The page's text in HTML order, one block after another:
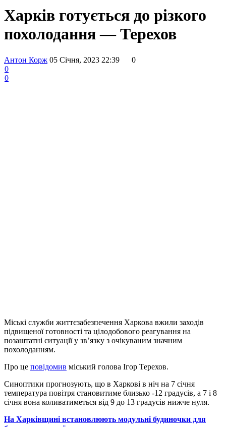
Харків готується до різкого
похолодання — Терехов
Антон Корж 05 Січня, 2023 22:39
0
0
0
Міські служби життєзабезпечення Харкова вжили заходів
підвищеної готовності та цілодобового реагування на
позаштатні ситуації у зв’язку з очікуваним значним
похолоданням.
Про це повідомив міський голова Ігор Терехов.
Синоптики прогнозують, що в Харкові в ніч на 7 січня
температура повітря становитиме близько -12 градусів, а 7 і 8
січня вона коливатиметься від 9 до 13 градусів нижче нуля.
На Харківщині встановлюють модульні будиночки для